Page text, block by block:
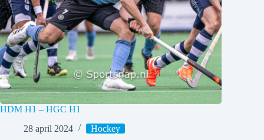
HDM H1 – HGC H1
28 april 2024
Hockey